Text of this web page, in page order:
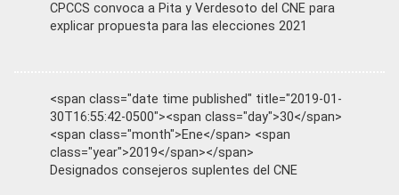
CPCCS convoca a Pita y Verdesoto del CNE para
explicar propuesta para las elecciones 2021
<span class="date time published" title="2019-01-
30T16:55:42-0500"><span class="day">30</span>
<span class="month">Ene</span> <span
class="year">2019</span></span>
Designados consejeros suplentes del CNE